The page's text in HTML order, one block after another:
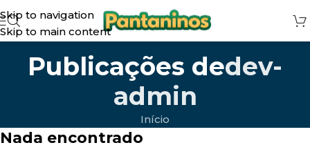
Skip to navigation
Skip to main content
Publicações dedev-
admin
Início
Nada encontrado